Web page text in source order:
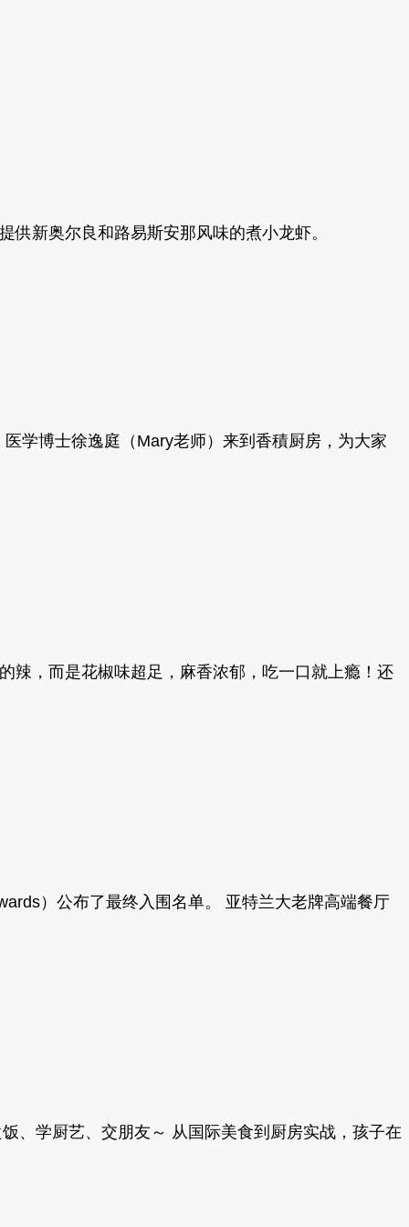
新奥尔良和路易斯安那风味的煮小龙虾。
学博士徐逸庭（Mary老师）来到香積厨房，为大家
辣，而是花椒味超足，麻香浓郁，吃一口就上瘾！还
）公布了最终入围名单。 亚特兰大老牌高端餐厅
、学厨艺、交朋友～ 从国际美食到厨房实战，孩子在